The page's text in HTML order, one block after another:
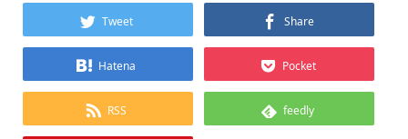
Tweet Share
Hatena Pocket
RSS feedly